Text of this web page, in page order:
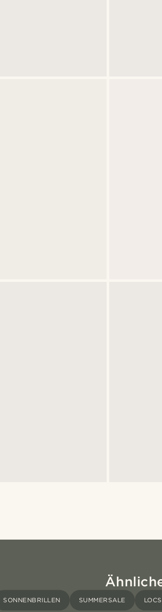
SONNENBRILLEN SUMMERSALE